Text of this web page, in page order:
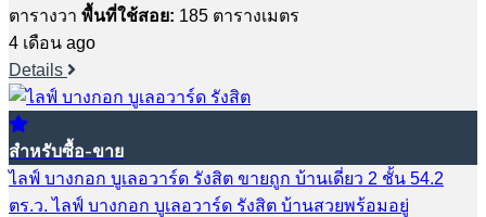
ตารางวา พื้นที่ใช้สอย: 185 ตารางเมตร
4 เดือน ago
Details
สำหรับซื้อ-ขาย
ไลฟ์ บางกอก บูเลอวาร์ด รังสิต ขายถูก บ้านเดี่ยว 2 ชั้น 54.2
ตร.ว. ไลฟ์ บางกอก บูเลอวาร์ด รังสิต บ้านสวยพร้อมอยู่